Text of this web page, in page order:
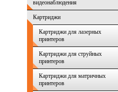
видеонаблюдения
Картриджи
Картриджи для лазерных
принтеров
Картриджи для струйных
принтеров
Картриджи для матричных
принтеров